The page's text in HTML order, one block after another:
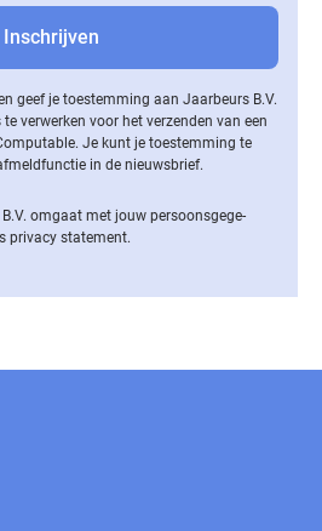
geef je toestemming aan Jaarbeurs B.V.
verwerken voor het verzenden van een
Je kunt je toestemming te
in de nieuwsbrief.
omgaat met jouw per­soons­ge­ge­
privacy statement.